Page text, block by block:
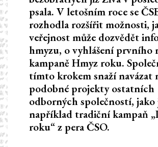
psala. V letošním roce se
rozhodla rozšířit možnosti,
veřejnost může dozvědět
hmyzu, o vyhlášení prvního
kampaně Hmyz roku.
tímto krokem snaží navázat
podobné projekty ostatních
odborných společností, jako
například tradiční kampaň
roku“ z pera ČSO.